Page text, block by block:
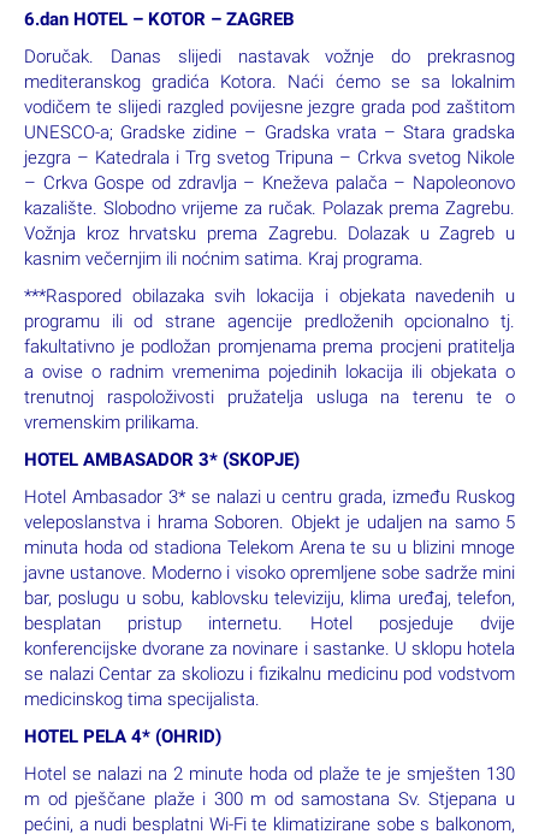
6.dan HOTEL – KOTOR – ZAGREB
Doručak. Danas slijedi nastavak vožnje do prekrasnog
mediteranskog gradića Kotora. Naći ćemo se sa lokalnim
vodičem te slijedi razgled povijesne jezgre grada pod zaštitom
UNESCO-a; Gradske zidine – Gradska vrata – Stara gradska
jezgra – Katedrala i Trg svetog Tripuna – Crkva svetog Nikole
– Crkva Gospe od zdravlja – Kneževa palača – Napoleonovo
kazalište. Slobodno vrijeme za ručak. Polazak prema Zagrebu.
Vožnja kroz hrvatsku prema Zagrebu. Dolazak u Zagreb u
kasnim večernjim ili noćnim satima. Kraj programa.
***Raspored obilazaka svih lokacija i objekata navedenih u
programu ili od strane agencije predloženih opcionalno tj.
fakultativno je podložan promjenama prema procjeni pratitelja
a ovise o radnim vremenima pojedinih lokacija ili objekata o
trenutnoj raspoloživosti pružatelja usluga na terenu te o
vremenskim prilikama.
HOTEL AMBASADOR 3* (SKOPJE)
Hotel Ambasador 3* se nalazi u centru grada, između Ruskog
veleposlanstva i hrama Soboren. Objekt je udaljen na samo 5
minuta hoda od stadiona Telekom Arena te su u blizini mnoge
javne ustanove. Moderno i visoko opremljene sobe sadrže mini
bar, poslugu u sobu, kablovsku televiziju, klima uređaj, telefon,
besplatan pristup internetu. Hotel posjeduje dvije
konferencijske dvorane za novinare i sastanke. U sklopu hotela
se nalazi Centar za skoliozu i fizikalnu medicinu pod vodstvom
medicinskog tima specijalista.
HOTEL PELA 4* (OHRID)
Hotel se nalazi na 2 minute hoda od plaže te je smješten 130
m od pješčane plaže i 300 m od samostana Sv. Stjepana u
pećini, a nudi besplatni Wi-Fi te klimatizirane sobe s balkonom,